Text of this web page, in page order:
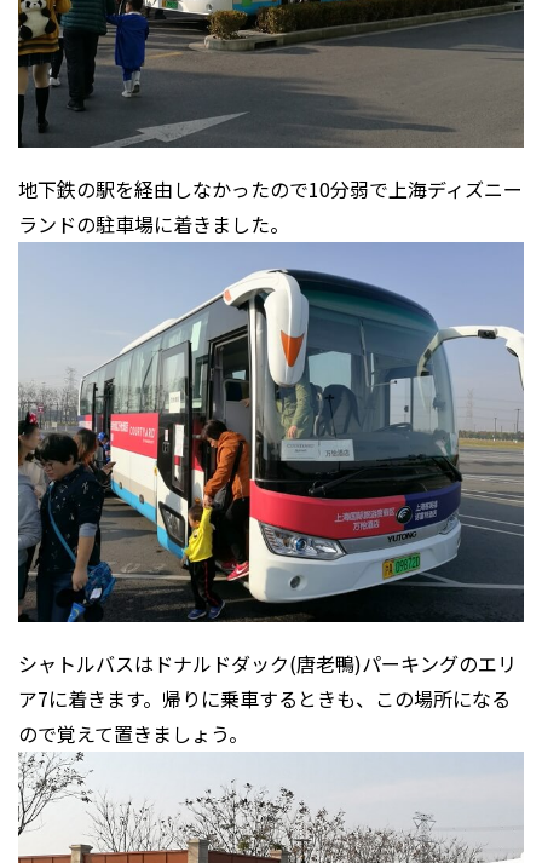
地下鉄の駅を経由しなかったので10分弱で上海ディズニー
ランドの駐車場に着きました。
シャトルバスはドナルドダック(唐老鴨)パーキングのエリ
ア7に着きます。帰りに乗車するときも、この場所になる
ので覚えて置きましょう。